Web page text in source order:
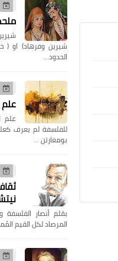
شيرين وفرهاد) او (
الحدود…
علم
للفلسفة لم يعرف
بومغارتن …
بقلم أنصار
المرصاد لكل القيم